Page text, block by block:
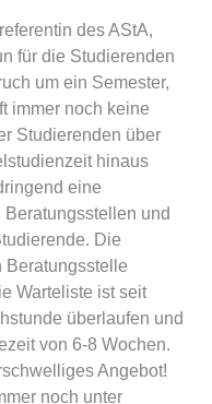
des AStA,
für die Studierenden
um ein Semester,
immer noch keine
Studierenden über
hinaus
eine
und
Die
Beratungsstelle
Warteliste ist seit
überlaufen und
von 6-8 Wochen.
Angebot!
noch unter